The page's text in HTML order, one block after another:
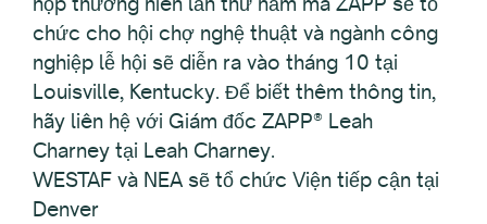
chức cho hội chợ nghệ thuật và ngành công
nghiệp lễ hội sẽ diễn ra vào tháng 10 tại
Louisville, Kentucky. Để biết thêm thông tin,
hãy liên hệ với Giám đốc ZAPP® Leah
Charney tại Leah Charney.
WESTAF và NEA sẽ tổ chức Viện tiếp cận tại
Denver